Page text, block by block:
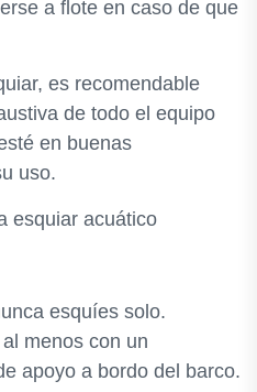
a flote en caso de que
es recomendable
de todo el equipo
en buenas
uso.
esquiar acuático
esquíes solo.
menos con un
apoyo a bordo del barco.